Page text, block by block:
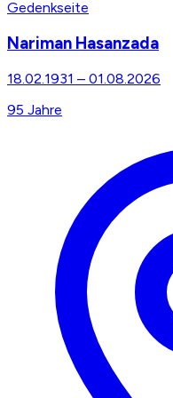
Gedenkseite
Nariman Hasanzada
18.02.1931 – 01.08.2026
95 Jahre